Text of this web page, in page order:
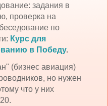
задания в
проверка на
по
Курс для
в Победу.
(бизнес авиация)
но нужен
что у них